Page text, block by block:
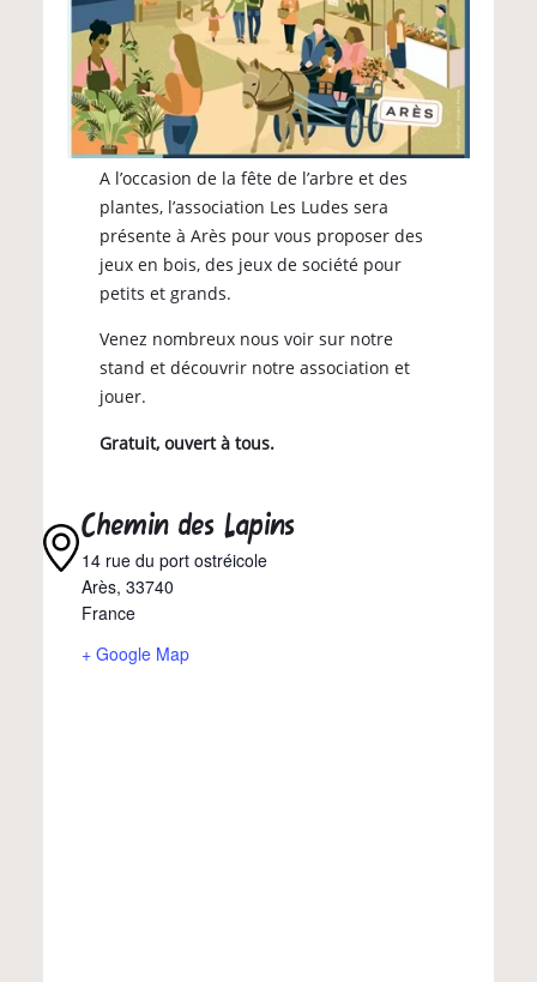
A l’occasion de la fête de l’arbre et des
plantes, l’association Les Ludes sera
présente à Arès pour vous proposer des
jeux en bois, des jeux de société pour
petits et grands.
Venez nombreux nous voir sur notre
stand et découvrir notre association et
jouer.
Gratuit, ouvert à tous.
Chemin des Lapins
14 rue du port ostréicole
Arès, 33740
France
+ Google Map